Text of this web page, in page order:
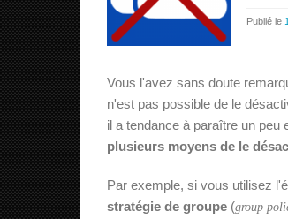
Publié le
Vous l'avez sans doute
n'est pas possible de le
il a tendance à paraître un
plusieurs moyens de le
Par exemple, si vous utilisez
stratégie de groupe (group